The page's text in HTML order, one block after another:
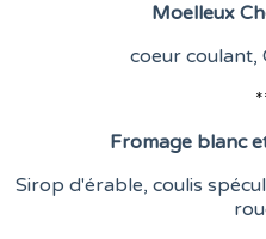
Moelleux
coeur coulant,
Fromage blanc
Sirop d'érable, coulis